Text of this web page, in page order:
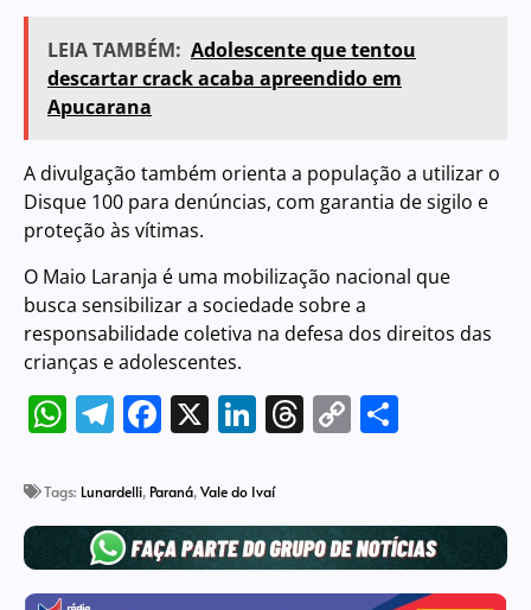
LEIA TAMBÉM: Adolescente que tentou
descartar crack acaba apreendido em
Apucarana
A divulgação também orienta a população a utilizar o
Disque 100 para denúncias, com garantia de sigilo e
proteção às vítimas.
O Maio Laranja é uma mobilização nacional que
busca sensibilizar a sociedade sobre a
responsabilidade coletiva na defesa dos direitos das
crianças e adolescentes.
WhatsApp
Telegram
Facebook
X LinkedIn
Threads
Copy
Tags: Lunardelli, Paraná,Vale do Ivaí